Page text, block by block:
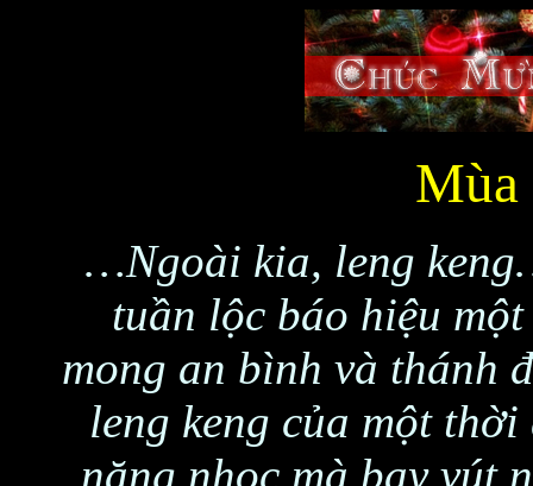
Mùa
…Ngoài kia, leng
tuần lộc báo hiệu
mong an bình và thánh
leng keng của một
nặng nhọc mà bay vút